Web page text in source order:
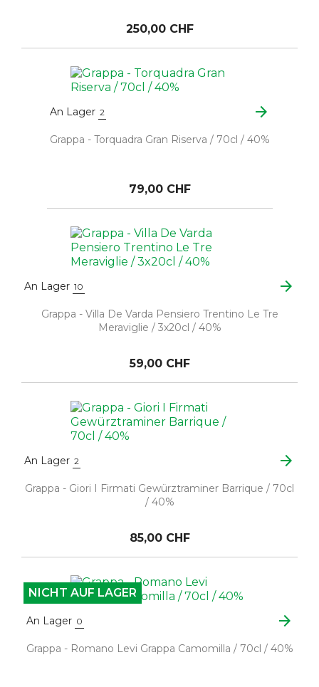
250,00 CHF
An Lager 2 arrow_forward
Grappa - Torquadra Gran Riserva / 70cl / 40%
79,00 CHF
An Lager 10 arrow_forward
Grappa - Villa De Varda Pensiero Trentino Le Tre
Meraviglie / 3x20cl / 40%
59,00 CHF
An Lager 2 arrow_forward
Grappa - Giori I Firmati Gewürztraminer Barrique / 70cl
/ 40%
85,00 CHF
An Lager 0 arrow_forward
Grappa - Romano Levi Grappa Camomilla / 70cl / 40%
NICHT AUF LAGER